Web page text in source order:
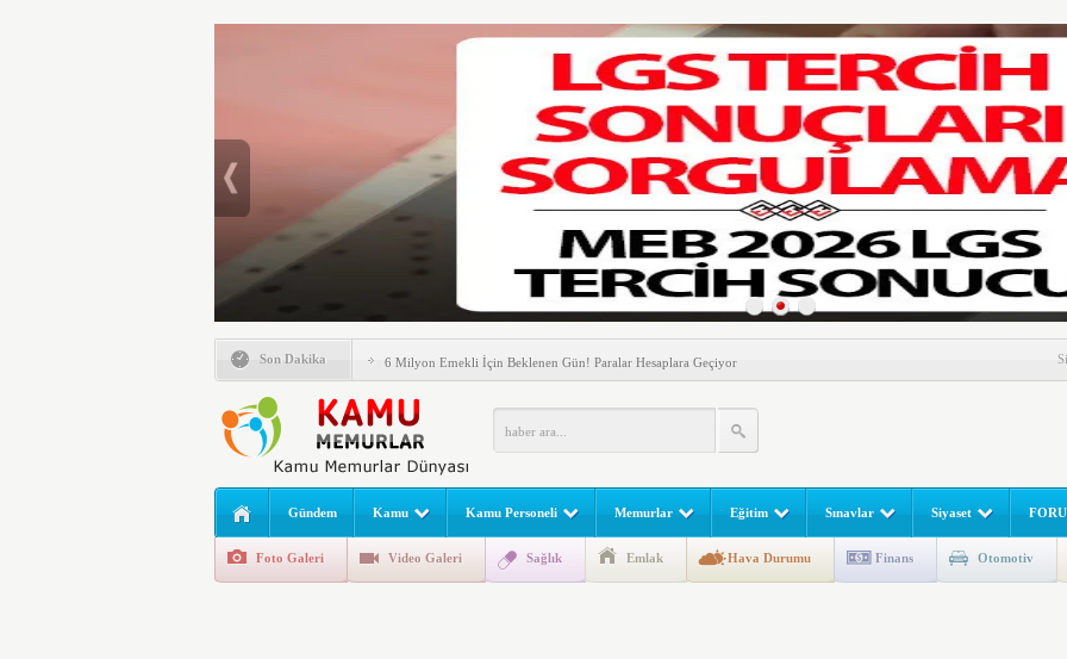
Son Dakika
Emlak Vergisinde Yeni Dönem! Ev Sahipleri Dikkat
6 Milyon Emekli İçin Beklenen Gün! Paralar Hesaplara Geçiyor
LGS Nakil Başvurusu Nasıl Yapılır? e-Okul Adım Adım Rehber (2026)
MEB LGS 2026 SONUÇ SORGULAMA EKRANI! LGS Sınav Sonuçları MEB Tarafından
Açıklandı! Liselere Geçiş Sınavı (LGS) (meb.gov.tr) Sonuç Sorgulama Ekranı
2026 Yılı Norm Güncellemeleri Başladı! Öğretmenler Nelere Dikkat Etmeli?
E-Devlet Unutulan Para Sorgulaması Başladı: Unuttuğunuz Paralar Ortaya Çıkabilir, Mirasçıları
Gündem Kamu Kamu Personeli Memurlar Eğitim Sınavlar Siyaset
Foto Galeri Video Galeri Sağlık Emlak Hava Durumu Finans Otomotiv